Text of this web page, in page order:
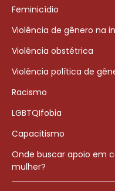
Feminicídio
Violência de gênero na
Violência obstétrica
Violência política de
Racismo
LGBTQIfobia
Capacitismo
Onde buscar apoio em
mulher?